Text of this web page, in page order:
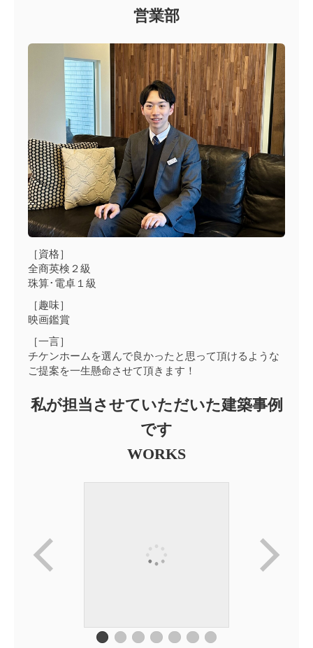
営業部
［資格］
全商英検２級
珠算･電卓１級
［趣味］
映画鑑賞
［一言］
チケンホームを選んで良かったと思って頂けるような
ご提案を一生懸命させて頂きます！
私が担当させていただいた建築事例
です
WORKS